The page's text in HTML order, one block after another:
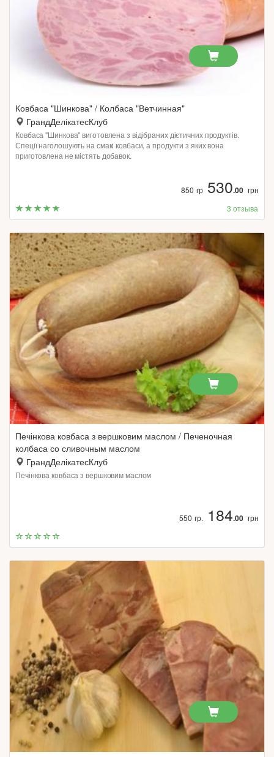
Ковбаса "Шинкова" / Колбаса "Ветчинная"
ГрандДелікатесКлуб
Ковбаса "Шинкова" виготовлена з відібраних дієтичних продуктів.
Спеції наголошують на смакі ковбаси, а продукти з яких вона
приготовлена не містять добавок.
850 гр530.00 грн
3 отзыва
Печінкова ковбаса з вершковим маслом / Печеночная
колбаса со сливочным маслом
ГрандДелікатесКлуб
Печінкова ковбаса з вершковим маслом
550 гр. 184.00 грн